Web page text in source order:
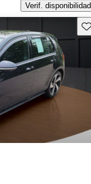
Verif. disponibilidad